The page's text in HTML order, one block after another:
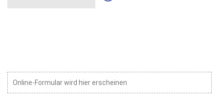
Online-Formular wird hier erscheinen